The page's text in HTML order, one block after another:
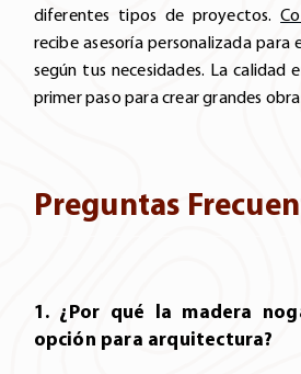
diferentes tipos de proyectos.
recibe asesoría personalizada para
según tus necesidades. La calidad
primer paso para crear grandes
Preguntas
1. ¿Por qué la madera
opción para arquitectura?